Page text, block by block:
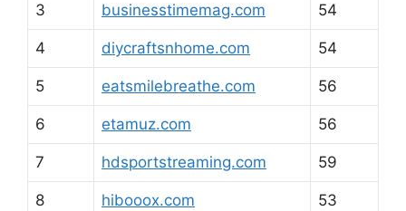
3 businesstimemag.com 54
4 diycraftsnhome.com 54
5 eatsmilebreathe.com 56
6 etamuz.com 56
7 hdsportstreaming.com 59
8 hibooox.com 53